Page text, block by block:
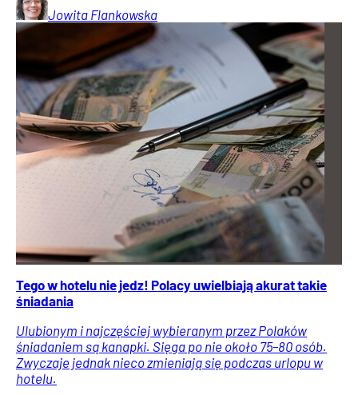
Jowita Flankowska
Tego w hotelu nie jedz! Polacy uwielbiają akurat takie
śniadania
Ulubionym i najczęściej wybieranym przez Polaków
śniadaniem są kanapki. Sięga po nie około 75–80 osób.
Zwyczaje jednak nieco zmieniają się podczas urlopu w
hotelu.